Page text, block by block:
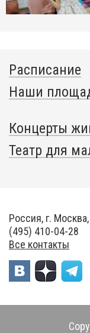
Расписание
Наши
Концерты
Театр для
Россия, г.
(495) 410-04-28
Все контакты